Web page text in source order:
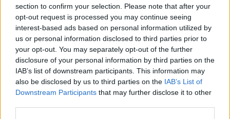
section to confirm your selection. Please note that after your
opt-out request is processed you may continue seeing
interest-based ads based on personal information utilized by
us or personal information disclosed to third parties prior to
your opt-out. You may separately opt-out of the further
disclosure of your personal information by third parties on the
IAB’s list of downstream participants. This information may
also be disclosed by us to third parties on the IAB’s List of
Downstream Participants that may further disclose it to other